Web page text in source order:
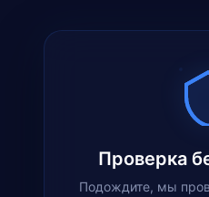
Проверка
Подождите, мы